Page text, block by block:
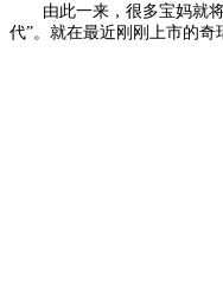
由此一来，很多宝妈就
代”。就在最近刚刚上市的奇